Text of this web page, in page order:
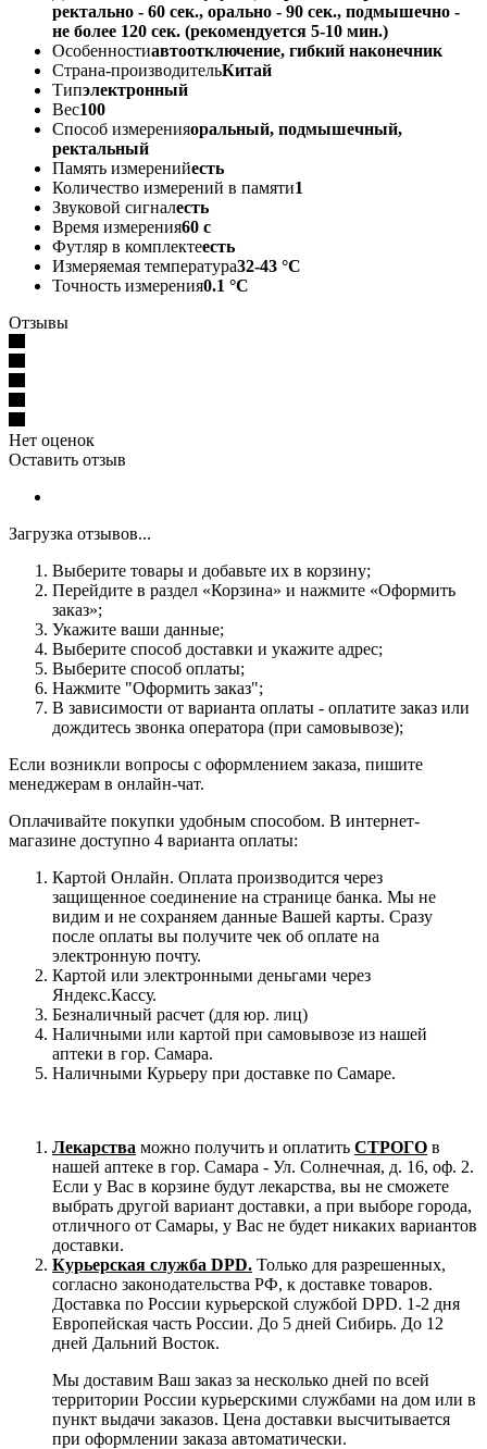
ректально - 60 сек., орально - 90 сек., подмышечно -
не более 120 сек. (рекомендуется 5-10 мин.)
Особенностиавтоотключение, гибкий наконечник
Страна-производительКитай
Типэлектронный
Вес100
Способ измеренияоральный, подмышечный,
ректальный
Память измеренийесть
Количество измерений в памяти1
Звуковой сигналесть
Время измерения60 с
Футляр в комплектеесть
Измеряемая температура32-43 °C
Точность измерения0.1 °C
Отзывы
Нет оценок
Оставить отзыв
Загрузка отзывов...
Выберите товары и добавьте их в корзину;
Перейдите в раздел «Корзина» и нажмите «Оформить
заказ»;
Укажите ваши данные;
Выберите способ доставки и укажите адрес;
Выберите способ оплаты;
Нажмите "Оформить заказ";
В зависимости от варианта оплаты - оплатите заказ или
дождитесь звонка оператора (при самовывозе);
Если возникли вопросы с оформлением заказа, пишите
менеджерам в онлайн-чат.
Оплачивайте покупки удобным способом. В интернет-
магазине доступно 4 варианта оплаты:
Картой Онлайн. Оплата производится через
защищенное соединение на странице банка. Мы не
видим и не сохраняем данные Вашей карты. Сразу
после оплаты вы получите чек об оплате на
электронную почту.
Картой или электронными деньгами через
Яндекс.Кассу.
Безналичный расчет (для юр. лиц)
Наличными или картой при самовывозе из нашей
аптеки в гор. Самара.
Наличными Курьеру при доставке по Самаре.
Лекарства можно получить и оплатить СТРОГО в
нашей аптеке в гор. Самара - Ул. Солнечная, д. 16, оф. 2.
Если у Вас в корзине будут лекарства, вы не сможете
выбрать другой вариант доставки, а при выборе города,
отличного от Самары, у Вас не будет никаких вариантов
доставки.
Курьерская служба DPD. Только для разрешенных,
согласно законодательства РФ, к доставке товаров.
Доставка по России курьерской службой DPD. 1-2 дня
Европейская часть России. До 5 дней Сибирь. До 12
дней Дальний Восток.
Мы доставим Ваш заказ за несколько дней по всей
территории России курьерскими службами на дом или в
пункт выдачи заказов. Цена доставки высчитывается
при оформлении заказа автоматически.